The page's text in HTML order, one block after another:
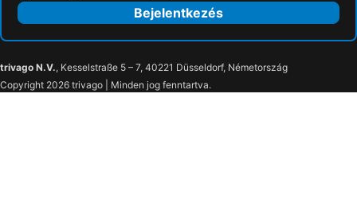
Bejelentkezés
trivago N.V., Kesselstraße 5 – 7, 40221 Düsseldorf, Németország
Copyright 2026 trivago | Minden jog fenntartva.